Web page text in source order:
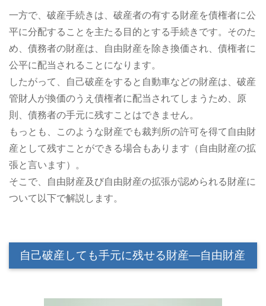
一方で、破産手続きは、破産者の有する財産を債権者に公
平に分配することを主たる目的とする手続きです。そのた
め、債務者の財産は、自由財産を除き換価され、債権者に
公平に配当されることになります。
したがって、自己破産をすると自動車などの財産は、破産
管財人が換価のうえ債権者に配当されてしまうため、原
則、債務者の手元に残すことはできません。
もっとも、このような財産でも裁判所の許可を得て自由財
産として残すことができる場合もあります（自由財産の拡
張と言います）。
そこで、自由財産及び自由財産の拡張が認められる財産に
ついて以下で解説します。
自己破産しても手元に残せる財産―自由財産